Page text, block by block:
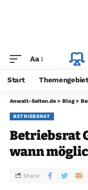
Aa
Start
Anwalt-Seiten.de > Blog >
BETRIEBSRAT
Betriebsrat
wann
Share